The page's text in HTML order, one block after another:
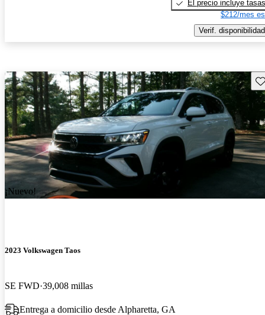
El precio incluye tasas
$212/mes
Verif. disponibilidad
¡Nuevo!
2023 Volkswagen Taos
SE FWD 39,008 millas
Entrega a domicilio desde Alpharetta, GA